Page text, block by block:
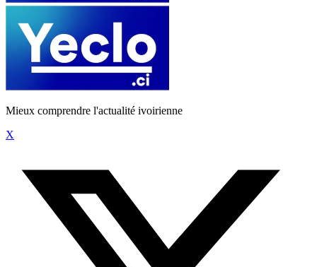
Mieux comprendre l'actualité ivoirienne
X